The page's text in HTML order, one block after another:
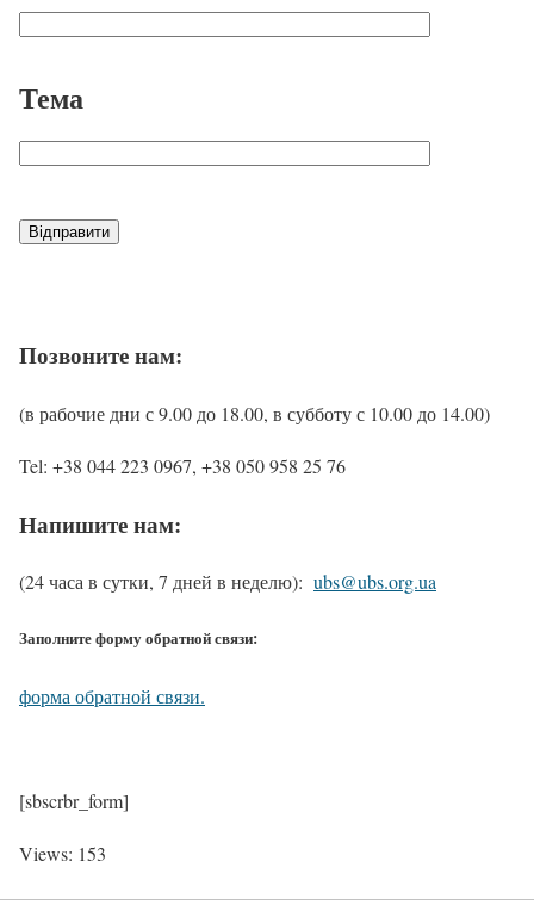
Тема
Позвоните нам:
(в рабочие дни с 9.00 до 18.00, в субботу с 10.00 до 14.00)
Tel: +38 044 223 0967, +38 050 958 25 76
Напишите нам:
(24 часа в сутки, 7 дней в неделю): ubs@ubs.org.ua
Заполните форму обратной связи:
форма обратной связи.
[sbscrbr_form]
Views: 153